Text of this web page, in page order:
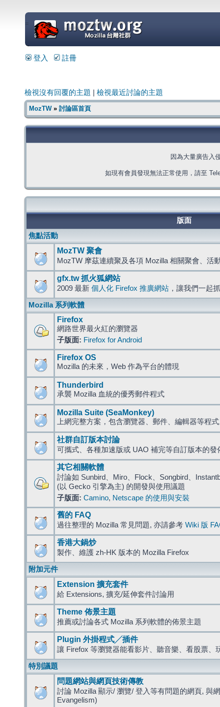
=
登入 註冊
檢視沒有回覆的主題 檢視最近討論的主題
MozTW» 討論區首頁
因為大量廣告入
如現有會員發現無法正常使用，請至
版面
焦點活動
MozTW 聚會
MozTW 摩茲連續聚及各項 Mozilla 相關聚會、活
gfx.tw 抓火狐網站
2009 最新 個人化 Firefox 推廣網站 ，讓我們一起
Mozilla 系列軟體
Firefox
網路世界最火紅的瀏覽器
子版面: Firefox for Android
Firefox OS
Mozilla 的未來，Web 作為平台的體現
Thunderbird
承襲 Mozilla 血統的優秀郵件程式
Mozilla Suite (SeaMonkey)
上網完整方案，包含瀏覽器、郵件、編輯器等程
社群自訂版本討論
可攜式、各種加速版或 UAO 補完等自訂版本的發
其它相關軟體
討論如 Sunbird、Miro、Flock、Songbird、
(以 Gecko 引擎為主) 的開發與使用議題
子版面: Camino, Netscape 的使用與安裝
舊的 FAQ
過往整理的 Mozilla 常見問題, 亦請參考 Wiki 版
香港大鍋炒
製作、維護 zh-HK 版本的 Mozilla Firefox
附加元件
Extension 擴充套件
給 Extensions, 擴充/延伸套件討論用
Theme 佈景主題
推薦或討論各式 Mozilla 系列軟體的佈景主題
Plugin 外掛程式╱插件
讓 Firefox 等瀏覽器能看影片、聽音樂、看股票、
特別議題
問題網站與網頁技術傳教
討論 Mozilla 顯示/ 瀏覽/ 登入等有問題的網頁, 與
Evangelism)